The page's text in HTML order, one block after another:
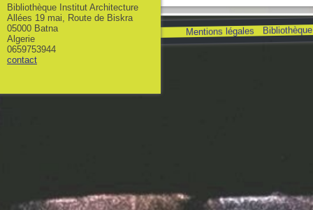
Mentions légales
Bibliothèque Institut Architecture
Allées 19 mai, Route de Biskra
05000 Batna
Algerie
0659753944
contact